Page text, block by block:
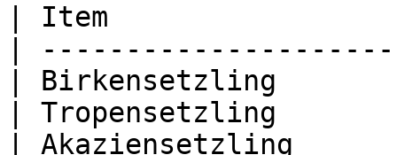
| Item                  |
|
| Birkensetzling
| Tropensetzling
| Akaziensetzling